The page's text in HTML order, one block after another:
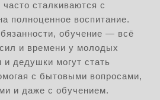
сталкиваются с
полноценное воспитание.
обучение — всё
и времени у молодых
дедушки могут стать
с бытовыми вопросами,
и даже с обучением.